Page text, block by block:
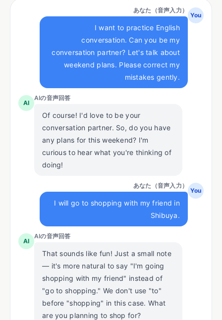
あなた（音声入力）
I want to practice English
conversation. Can you be my
conversation partner? Let's talk about
weekend plans. Please correct my
mistakes gently.
You
AI
AIの音声回答
Of course! I'd love to be your
conversation partner. So, do you have
any plans for this weekend? I'm
curious to hear what you're thinking of
doing!
あなた（音声入力）
I will go to shopping with my friend in
Shibuya.
You
AI
AIの音声回答
That sounds like fun! Just a small note
— it's more natural to say "I'm going
shopping with my friend" instead of
"go to shopping." We don't use "to"
before "shopping" in this case. What
are you planning to shop for?